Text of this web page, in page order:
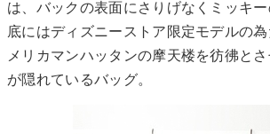
は、バックの表面にさりげなくミッキー
底にはディズニーストア限定モデルの
メリカマンハッタンの摩天楼を彷彿と
が隠れているバッグ。